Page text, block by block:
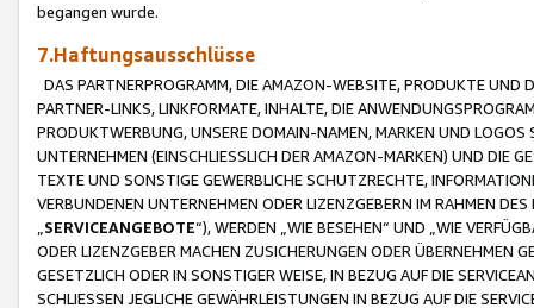
begangen wurde.
7.Haftungsausschlüsse
DAS PARTNERPROGRAMM, DIE AMAZON-WEBSITE, PRODUKTE UND
PARTNER-LINKS, LINKFORMATE, INHALTE, DIE
PRODUKTWERBUNG, UNSERE DOMAIN-NAMEN, MARKEN UND
UNTERNEHMEN (EINSCHLIESSLICH DER AMAZON-MARKEN) UND DIE
TEXTE UND SONSTIGE GEWERBLICHE SCHUTZRECHTE,
VERBUNDENEN UNTERNEHMEN ODER LIZENZGEBERN IM RAHMEN
SERVICEANGEBOTE“), WERDEN „WIE BESEHEN“ UND „WIE
ODER LIZENZGEBER MACHEN ZUSICHERUNGEN ODER ÜBERNEHMEN
GESETZLICH ODER IN SONSTIGER WEISE, IN BEZUG AUF DIE
SCHLIESSEN JEGLICHE GEWÄHRLEISTUNGEN IN BEZUG AUF DIE